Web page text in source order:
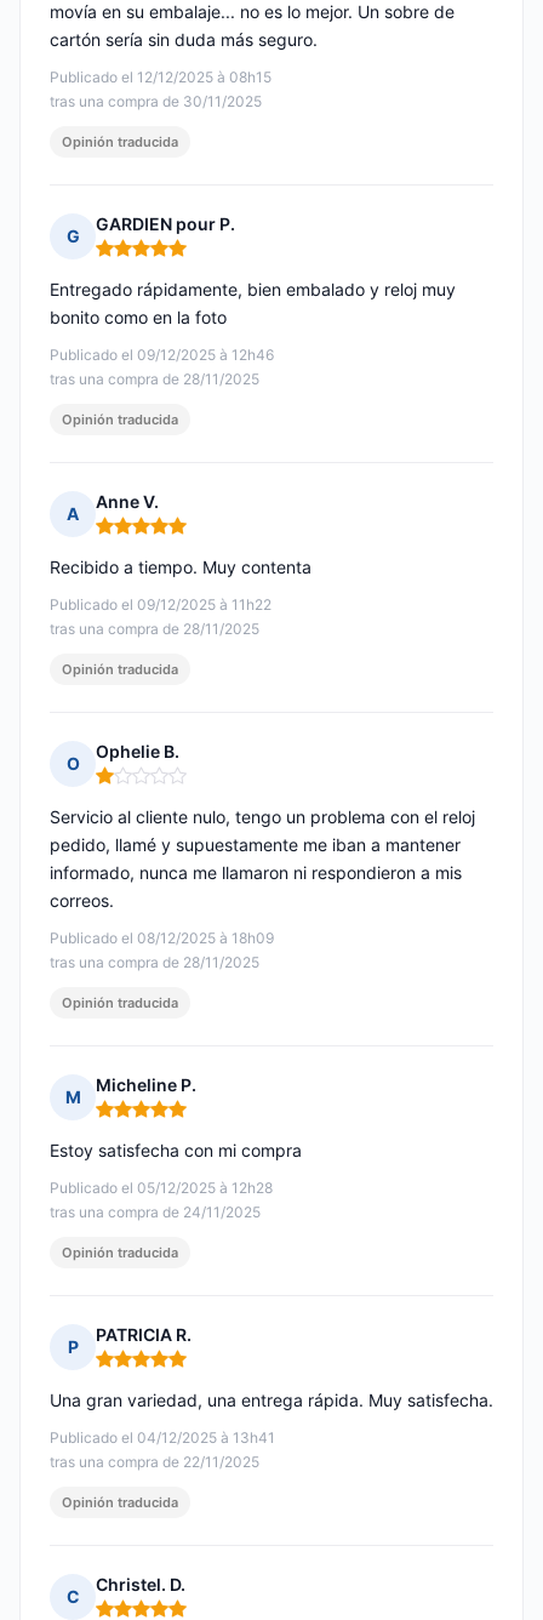
Publicado el 12/12/2025 à 08h15
tras una compra de 30/11/2025
movía en su embalaje... no es lo mejor. Un sobre de
cartón sería sin duda más seguro.
Opinión traducida
G
GARDIEN pour P.
Nota: 5 de 5
Publicado el 09/12/2025 à 12h46
tras una compra de 28/11/2025
Entregado rápidamente, bien embalado y reloj muy
bonito como en la foto
Opinión traducida
A
Anne V.
Nota: 5 de 5
Publicado el 09/12/2025 à 11h22
tras una compra de 28/11/2025
Recibido a tiempo. Muy contenta
Opinión traducida
O
Ophelie B.
Nota: 1 de 5
Publicado el 08/12/2025 à 18h09
tras una compra de 28/11/2025
Servicio al cliente nulo, tengo un problema con el reloj
pedido, llamé y supuestamente me iban a mantener
informado, nunca me llamaron ni respondieron a mis
correos.
Opinión traducida
M
Micheline P.
Nota: 5 de 5
Publicado el 05/12/2025 à 12h28
tras una compra de 24/11/2025
Estoy satisfecha con mi compra
Opinión traducida
P
PATRICIA R.
Nota: 5 de 5
Publicado el 04/12/2025 à 13h41
tras una compra de 22/11/2025
Una gran variedad, una entrega rápida. Muy satisfecha.
Opinión traducida
C
Christel. D.